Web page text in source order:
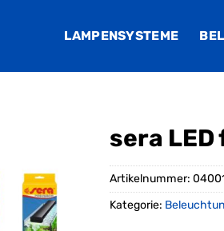
LAMPENSYSTEME
sera
Artikelnummer:
Kategorie: